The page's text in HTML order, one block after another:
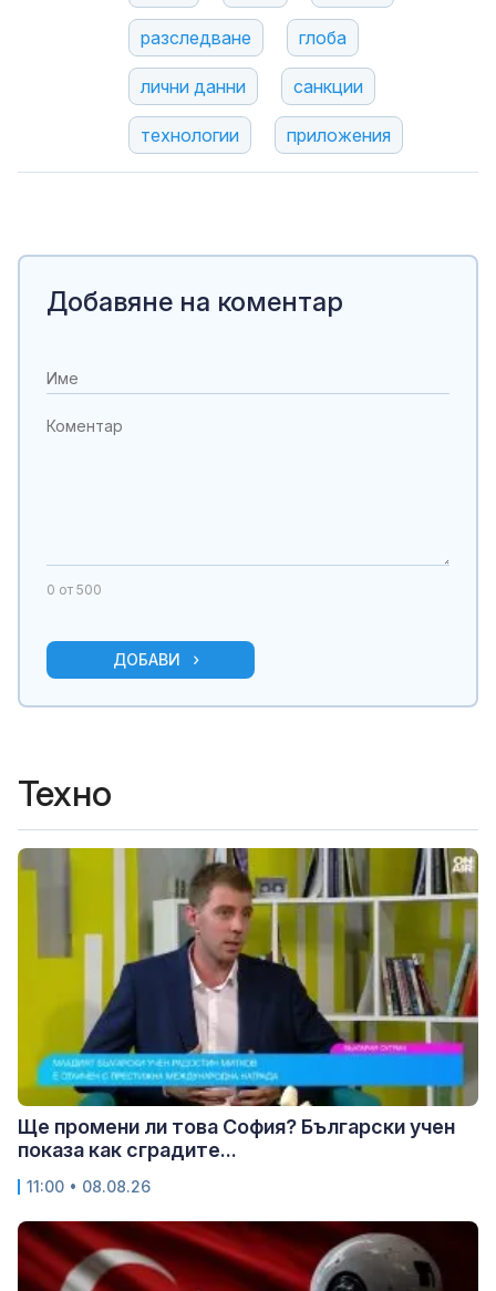
разследване глоба
лични данни санкции
технологии приложения
Добавяне на коментар
0 от 500
ДОБАВИ
Техно
Ще промени ли това София? Български учен
показа как сградите...
11:00 • 08.08.26